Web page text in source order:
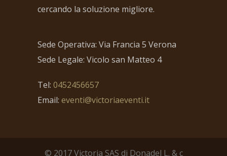
cercando la soluzione migliore.
Sede Operativa: Via Francia 5 Verona
Sede Legale: Vicolo san Matteo 4
Tel: 0452456657
Email: eventi@victoriaeventi.it
© 2017 Victoria SAS di Donadel L. & c